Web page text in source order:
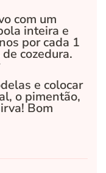
com um
inteira e
por cada 1
cozedura.
e colocar
o pimentão,
Bom